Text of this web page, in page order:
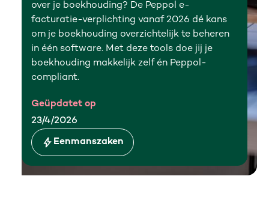
over je boekhouding? De Peppol e-
facturatie-verplichting vanaf 2026 dé kans
om je boekhouding overzichtelijk te beheren
in één software. Met deze tools doe jij je
boekhouding makkelijk zelf én Peppol-
compliant.
Geüpdatet op
23/4/2026
Eenmanszaken